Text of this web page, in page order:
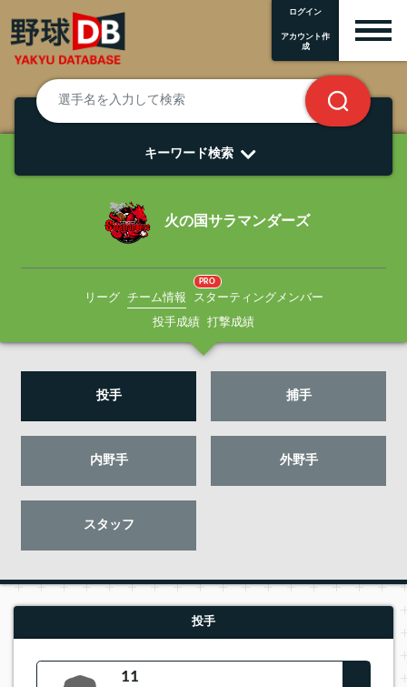
ログイン
アカウント作
成
キーワード検索
火の国サラマンダーズ
リーグ チーム情報
PRO
スターティングメンバー
投手成績 打撃成績
投手 捕手
内野手 外野手
スタッフ
投手
11